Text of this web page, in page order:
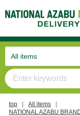
top
All items
NATIONAL AZABU